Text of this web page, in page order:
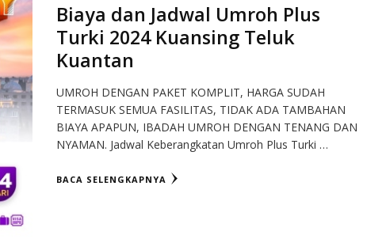
Biaya dan Jadwal Umroh Plus
Turki 2024 Kuansing Teluk
Kuantan
UMROH DENGAN PAKET KOMPLIT, HARGA SUDAH
TERMASUK SEMUA FASILITAS, TIDAK ADA TAMBAHAN
BIAYA APAPUN, IBADAH UMROH DENGAN TENANG DAN
NYAMAN. Jadwal Keberangkatan Umroh Plus Turki …
BACA SELENGKAPNYA